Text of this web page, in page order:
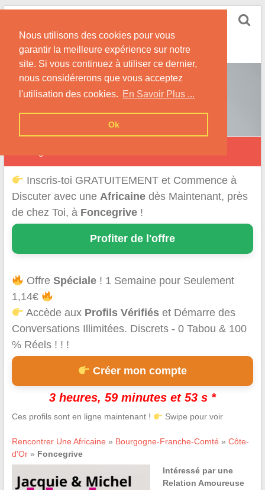
Nous utilisons des cookies pour vous
garantir la meilleure expérience sur notre
site. Si vous continuez à utiliser ce dernier,
nous considérerons que vous acceptez
l'utilisation des cookies. En Savoir Plus ...
Ok
Skip
content
Conseils et Infos pour la Rencontre d'une Belle
Africaine !
Inscris-toi GRATUITEMENT et Commence à
Discuter avec une Africainedès Maintenant, près
de chez Toi, à Foncegrive!
Profiter de l'offre
OffreSpéciale ! 1 Semaine pour Seulement
1,14€
Accède aux Profils Vérifiés et Démarre des
Conversations Illimitées. Discrets - 0 Tabou & 100
% Réels ! ! !
Créer mon compte
3 heures, 59 minutes et 53 s *
Ces profils sont en ligne maintenant ! Swipe pour voir
Rencontrer Une Africaine » Bourgogne-Franche-Comté » Côte-
d'Or» Foncegrive
Intéressé par une
Relation Amoureuse